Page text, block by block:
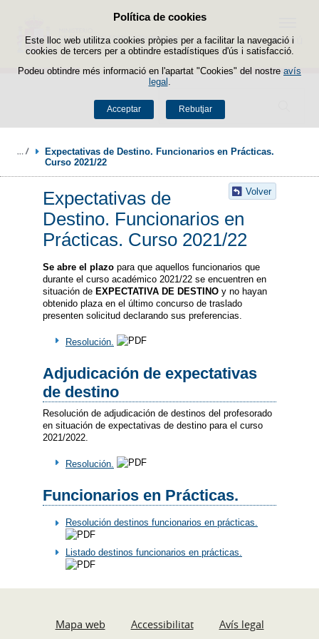
Política de cookies
Este lloc web utilitza cookies pròpies per a facilitar la navegació i
cookies de tercers per a obtindre estadístiques d'ús i satisfacció.
Podeu obtindre més informació en l'apartat "Cookies" del nostre avís
legal
Acceptar Rebutjar
Passar al contingut
Buscador
Menú
Expectativas de Destino. Funcionarios en Prácticas.
Curso 2021/22
Volver
Expectativas de
Destino. Funcionarios en
Prácticas. Curso 2021/22
Se abre el plazo para que aquellos funcionarios que
durante el curso académico 2021/22 se encuentren en
situación de EXPECTATIVA DE DESTINO y no hayan
obtenido plaza en el último concurso de traslado
presenten solicitud declarando sus preferencias.
Resolución.
Adjudicación de expectativas
de destino
Resolución de adjudicación de destinos del profesorado
en situación de expectativas de destino para el curso
2021/2022.
Resolución.
Funcionarios en Prácticas.
Resolución destinos funcionarios en prácticas.
Listado destinos funcionarios en prácticas.
Mapa web Accessibilitat Avís legal